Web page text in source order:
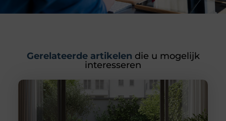
Gerelateerde artikelen die u mogelijk
interesseren